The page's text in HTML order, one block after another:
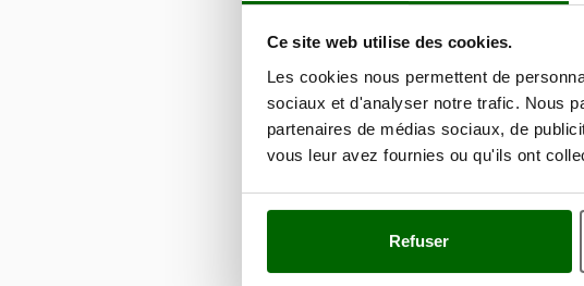
Ce site web utilise des cookies.
Les cookies nous permettent de
sociaux et d'analyser notre trafic. Nous
partenaires de médias sociaux, de
vous leur avez fournies ou qu'ils ont
Refuser